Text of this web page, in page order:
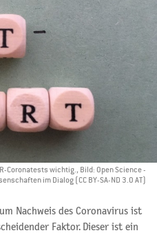
Coronatests wichtig., Bild: Open Science -
im Dialog (CC BY-SA-ND 3.0 AT)
Nachweis des Coronavirus ist
Faktor. Dieser ist ein